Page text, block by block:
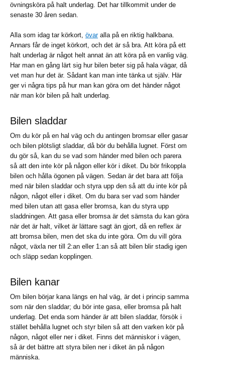
övningsköra på halt underlag. Det har tillkommit under de
senaste 30 åren sedan.
Alla som idag tar körkort, övaralla på en riktig halkbana.
Annars får de inget körkort, och det är så bra. Att köra på ett
halt underlag är något helt annat än att köra på en vanlig väg.
Har man en gång lärt sig hur bilen beter sig på hala vägar, då
vet man hur det är. Sådant kan man inte tänka ut själv. Här
ger vi några tips på hur man kan göra om det händer något
när man kör bilen på halt underlag.
Bilen sladdar
Om du kör på en hal väg och du antingen bromsar eller gasar
och bilen plötsligt sladdar, då bör du behålla lugnet. Först om
du gör så, kan du se vad som händer med bilen och parera
så att den inte kör på någon eller kör i diket. Du bör frikoppla
bilen och hålla ögonen på vägen. Sedan är det bara att följa
med när bilen sladdar och styra upp den så att du inte kör på
någon, något eller i diket. Om du bara ser vad som händer
med bilen utan att gasa eller bromsa, kan du styra upp
sladdningen. Att gasa eller bromsa är det sämsta du kan göra
när det är halt, vilket är lättare sagt än gjort, då en reflex är
att bromsa bilen, men det ska du inte göra. Om du vill göra
något, växla ner till 2:an eller 1:an så att bilen blir stadig igen
och släpp sedan kopplingen.
Bilen kanar
Om bilen börjar kana längs en hal väg, är det i princip samma
som när den sladdar; du bör inte gasa, eller bromsa på halt
underlag. Det enda som händer är att bilen sladdar, försök i
stället behålla lugnet och styr bilen så att den varken kör på
någon, något eller ner i diket. Finns det människor i vägen,
så är det bättre att styra bilen ner i diket än på någon
människa.